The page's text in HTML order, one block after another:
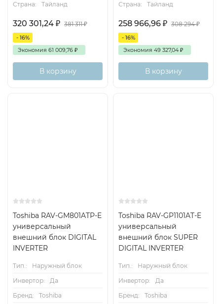
Страна:
Тайланд
320 301,24 ₽ 381 311₽
- 16%
Экономия 61 009,76 ₽
В корзину
Страна:
Тайланд
258 966,96 ₽ 308 294₽
- 16%
Экономия 49 327,04 ₽
В корзину
Toshiba RAV-GM801ATP-E
универсальный
внешний блок DIGITAL
INVERTER
Тип.:
Наружный блок
Инвертор:
Да
Бренд:
Toshiba
Toshiba RAV-GP1101AT-E
универсальный
внешний блок SUPER
DIGITAL INVERTER
Тип.:
Наружный блок
Инвертор:
Да
Бренд:
Toshiba